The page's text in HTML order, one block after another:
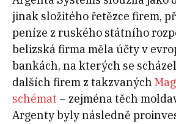
jinak složitého řetězce firem,
peníze z ruského státního
belizská firma měla účty v
bankách, na kterých se
dalších firem z takzvaných
schémat – zejména těch
Argenty byly následně